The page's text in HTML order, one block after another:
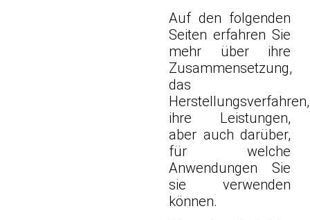
Auf den folgenden
Seiten erfahren Sie
mehr über ihre
Zusammensetzung,
das
Herstellungsverfahren,
ihre Leistungen,
aber auch darüber,
für welche
Anwendungen Sie
sie verwenden
können.